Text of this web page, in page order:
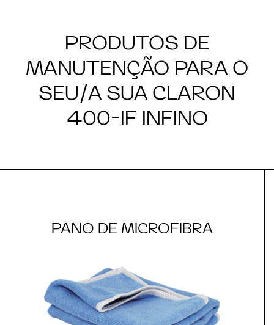
PRODUTOS DE
MANUTENÇÃO PARA O
SEU/A SUA CLARON
400-IF INFINO
PANO DE MICROFIBRA